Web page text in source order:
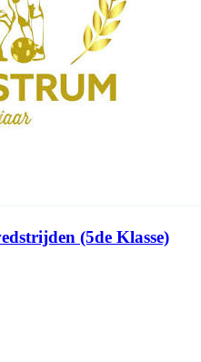
(5de Klasse)